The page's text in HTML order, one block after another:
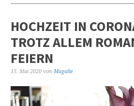
HOCHZEIT IN
TROTZ ALLEM
FEIERN
15. Mai 2020 vonMagalie